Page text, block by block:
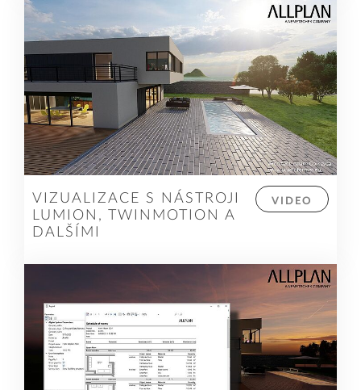
VIDEO
VIZUALIZACE S NÁSTROJI
LUMION, TWINMOTION A
DALŠÍMI